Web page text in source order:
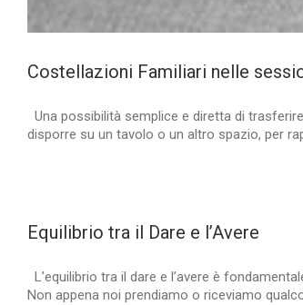
Costellazioni Familiari nelle
Una possibilità semplice e diretta di
disporre su un tavolo o un altro spazio, per
Equilibrio tra il Dare e l’Avere
L’equilibrio tra il dare e l’avere è
Non appena noi prendiamo o riceviamo